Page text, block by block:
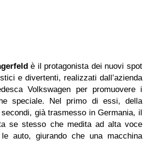
è il protagonista dei nuovi spot
e divertenti, realizzati dall’azienda
Volkswagen per promuovere i
speciale. Nel primo di essi, della
già trasmesso in Germania, il
se stesso che medita ad alta voce
auto, giurando che una macchina